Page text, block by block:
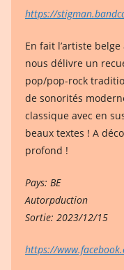
https://
En fait l’artiste
nous délivre un
pop/pop-rock
de sonorités
classique avec en
beaux textes ! A
profond !
Pays: BE
Autorpduction
Sortie: 2023/12/15
https://